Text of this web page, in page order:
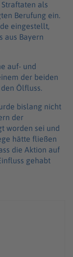
als
Berufung ein.
eingestellt,
aus Bayern
auf- und
der beiden
Ölfluss.
bislang nicht
der
worden sei und
hätte fließen
die Aktion auf
gehabt